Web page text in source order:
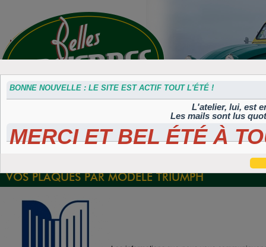
Accessoires
divers
Plaques 3D
Maillefaud et
Plaques
immatriculation
Plaques
autocollantes et
Plaques
peintes
BONNE NOUVELLE : LE SITE EST ACTIF TOUT L'ÉTÉ !
L'atelier, lui, est
Les mails sont lus
MERCI ET BEL ÉTÉ À
VOS PLAQUES PAR MODÈLE TRIUMPH